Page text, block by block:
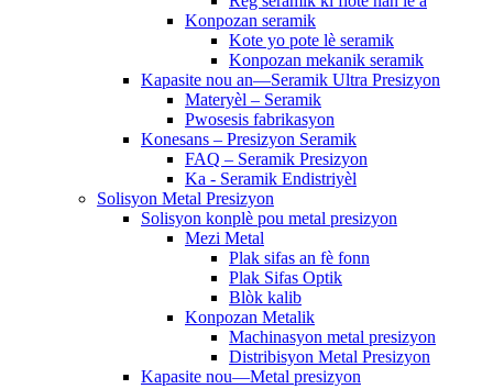
Konpozan seramik
Kote yo pote lè seramik
Konpozan mekanik seramik
Kapasite nou an—Seramik Ultra Presizyon
Materyèl – Seramik
Pwosesis fabrikasyon
Konesans – Presizyon Seramik
FAQ – Seramik Presizyon
Ka - Seramik Endistriyèl
Solisyon Metal Presizyon
Solisyon konplè pou metal presizyon
Mezi Metal
Plak sifas an fè fonn
Plak Sifas Optik
Blòk kalib
Konpozan Metalik
Machinasyon metal presizyon
Distribisyon Metal Presizyon
Kapasite nou—Metal presizyon